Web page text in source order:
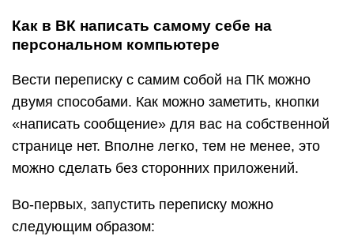
Как в ВК написать самому себе на
персональном компьютере
Вести переписку с самим собой на ПК можно
двумя способами. Как можно заметить, кнопки
«написать сообщение» для вас на собственной
странице нет. Вполне легко, тем не менее, это
можно сделать без сторонних приложений.
Во-первых, запустить переписку можно
следующим образом: